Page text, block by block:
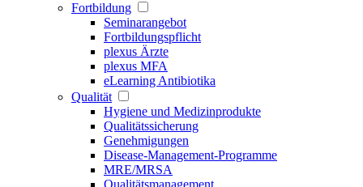
Fortbildung
Seminarangebot
Fortbildungspflicht
plexus Ärzte
plexus MFA
eLearning Antibiotika
Qualität
Hygiene und Medizinprodukte
Qualitätssicherung
Genehmigungen
Disease-Management-Programme
MRE/MRSA
Qualitätsmanagement